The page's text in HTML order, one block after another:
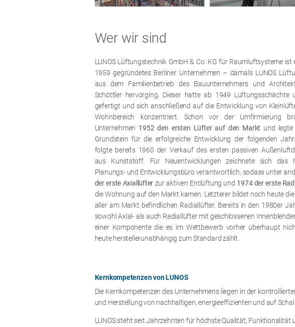
Wer wir sind
LUNOS Lüftungstechnik GmbH & Co. KG für Raumluftsysteme ist
1959 gegründetes Berliner Unternehmen – damals LUNOS
aus dem Familienbetrieb des Bauunternehmers und
Schöttler hervorging. Dieser hatte ab 1949 Lüftungsschächte
gefertigt und sich anschließend auf die Entwicklung von
Wohnbereich konzentriert. Schon vor der Umfirmierung
Unternehmen 1952 den ersten Lüfter auf den Markt und
Grundstein für die erfolgreiche Entwicklung der folgenden
folgte bereits 1960 der Verkauf des ersten passiven
aus Kunststoff. Für Neuentwicklungen zeichnete sich das
Planungs- und Entwicklungsbüro verantwortlich, sodass unter
der erste Axiallüfter zur aktiven Entlüftung und 1974 der erste
die Wohnung auf den Markt kamen. Letzterer bildet noch heute
aller am Markt befindlichen Radiallüfter. Bereits in den 1980er
sowohl Axial- als auch Radiallüfter mit geschlossenen
einer Komponente die es im Wettbewerb vorher überhaupt
heute herstellerunabhängig zum Standard zählt.
Kernkompetenzen von LUNOS
Die Kernkompetenzen des Unternehmens liegen in der
und Herstellung von nachhaltigen, energieeffizienten und auf
LUNOS steht seit Jahrzehnten für höchste Qualität,